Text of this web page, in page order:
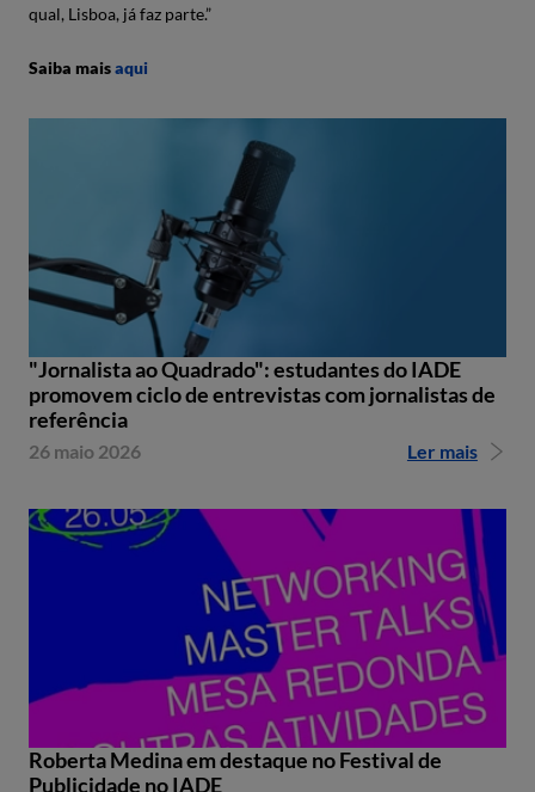
qual, Lisboa, já faz parte.”
Saiba maisaqui
"Jornalista ao Quadrado": estudantes do IADE
promovem ciclo de entrevistas com jornalistas de
referência
26 maio 2026 Ler mais
Roberta Medina em destaque no Festival de
Publicidade no IADE